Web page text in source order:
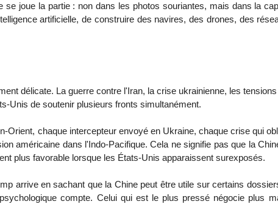
joue la partie : non dans les photos souriantes, mais dans la
artificielle, de construire des navires, des drones, des
délicate. La guerre contre l'Iran, la crise ukrainienne, les
Unis de soutenir plusieurs fronts simultanément.
chaque intercepteur envoyé en Ukraine, chaque crise qui
américaine dans l'Indo-Pacifique. Cela ne signifie pas que la
plus favorable lorsque les États-Unis apparaissent surexposés.
arrive en sachant que la Chine peut être utile sur certains
compte. Celui qui est le plus pressé négocie plus